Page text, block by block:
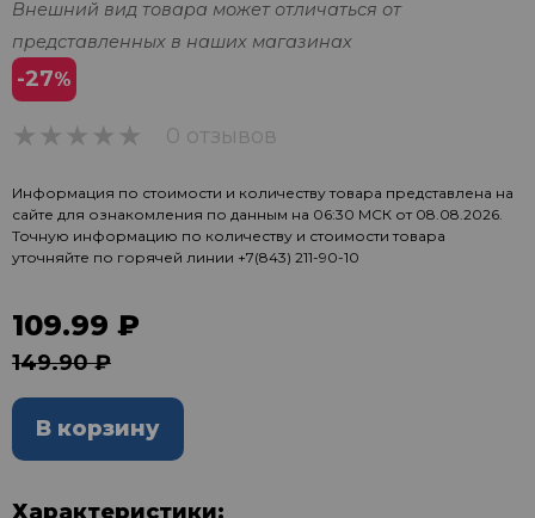
Внешний вид товара может отличаться от
представленных в наших магазинах
-27%
0 отзывов
Информация по стоимости и количеству товара представлена на
сайте для ознакомления по данным на 06:30 МСК от 08.08.2026.
Точную информацию по количеству и стоимости товара
уточняйте по горячей линии +7(843) 211-90-10
109.99 ₽
149.90 ₽
В корзину
Характеристики: